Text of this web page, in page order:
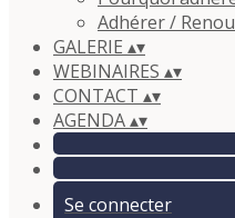
Adhérer /
GALERIE ▴▾
WEBINAIRES ▴▾
CONTACT ▴▾
AGENDA▴▾
Se connecter